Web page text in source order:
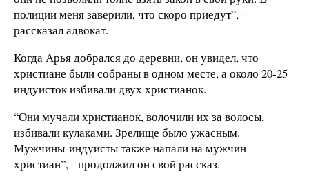
полиции меня заверили, что скоро приедут”, -
рассказал адвокат.
Когда Арья добрался до деревни, он увидел, что
христиане были собраны в одном месте, а около 20-25
индуисток избивали двух христианок.
“Они мучали христианок, волочили их за волосы,
избивали кулаками. Зрелище было ужасным.
Мужчины-индуисты также напали на мужчин-
христиан”, - продолжил он свой рассказ.